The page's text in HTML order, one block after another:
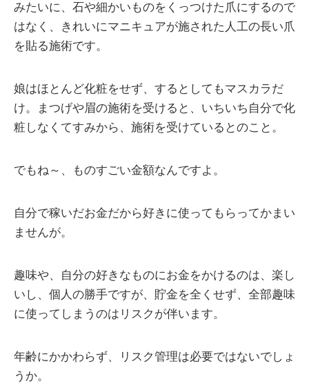
みたいに、石や細かいものをくっつけた爪にするので
はなく、きれいにマニキュアが施された人工の長い爪
を貼る施術です。
娘はほとんど化粧をせず、するとしてもマスカラだ
け。まつげや眉の施術を受けると、いちいち自分で化
粧しなくてすみから、施術を受けているとのこと。
でもね～、ものすごい金額なんですよ。
自分で稼いだお金だから好きに使ってもらってかまい
ませんが。
趣味や、自分の好きなものにお金をかけるのは、楽し
いし、個人の勝手ですが、貯金を全くせず、全部趣味
に使ってしまうのはリスクが伴います。
年齢にかかわらず、リスク管理は必要ではないでしょ
うか。